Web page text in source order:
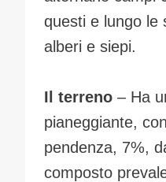
questi e lungo le
alberi e siepi.
Il terreno – Ha
pianeggiante,
pendenza, 7%,
composto